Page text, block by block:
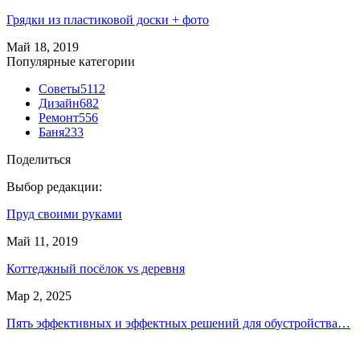
Грядки из пластиковой доски + фото
Май 18, 2019
Популярные категории
Советы5112
Дизайн682
Ремонт556
Баня233
Поделиться
Выбор редакции:
Пруд своими руками
Май 11, 2019
Коттеджный посёлок vs деревня
Мар 2, 2025
Пять эффективных и эффектных решений для обустройства…